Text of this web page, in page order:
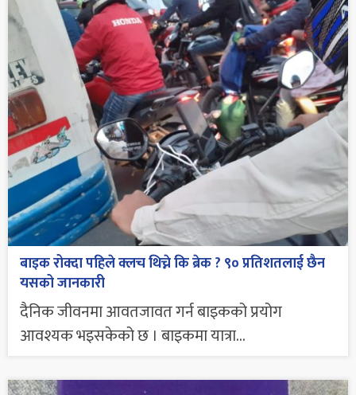
बाइक रोक्दा पहिले क्लच थिच्ने कि ब्रेक ? ९० प्रतिशतलाई छैन
यसको जानकारी
दैनिक जीवनमा आवतजावत गर्न बाइकको प्रयोग
आवश्यक भइसकेको छ । बाइकमा यात्रा...